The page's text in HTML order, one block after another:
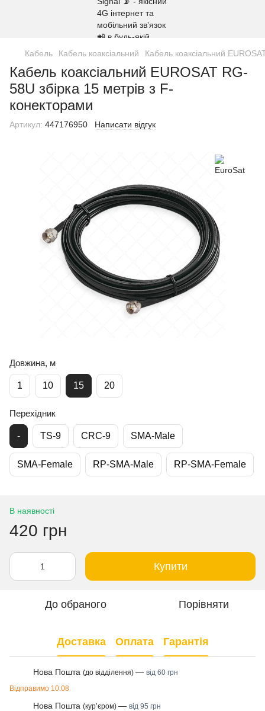
Кабель Кабель коаксіальний Кабель коаксіальний
Кабель коаксіальний EUROSAT RG-
58U збірка 15 метрів з F-
конекторами
Артикул: 447176950 Написати відгук
Довжина, м
1 10 15 20
Перехідник
- TS-9 CRC-9 SMA-Male
SMA-Female RP-SMA-Male RP-SMA-Female
В наявності
420 грн
Купити
До обраного Порівняти
Доставка Оплата Гарантія
Нова Пошта (до відділення) — від 60 грн
Відправимо 10.08
Нова Пошта (курʼєром) — від 95 грн